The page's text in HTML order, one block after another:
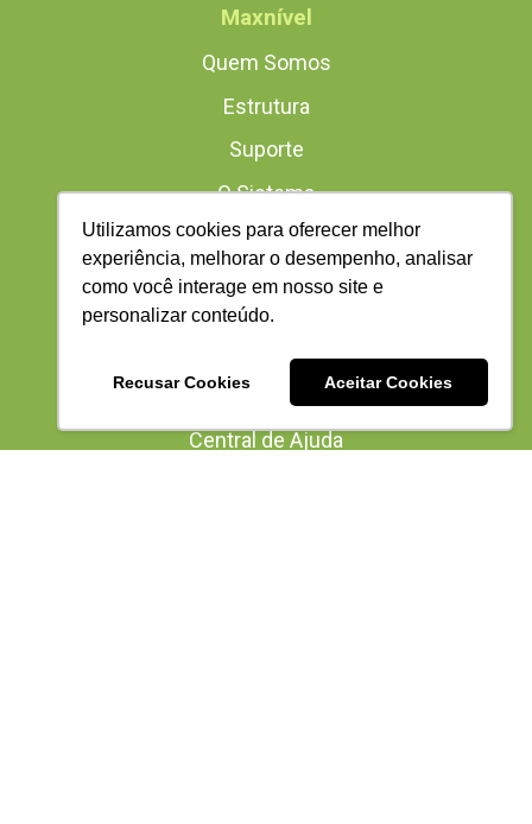
Utilizamos cookies para oferecer melhor
experiência, melhorar o desempenho, analisar
como você interage em nosso site e
personalizar conteúdo.
Recusar Cookies Aceitar Cookies
Maxnível
Quem Somos
Estrutura
Suporte
O Sistema
Conteúdo
Blog
Vídeos
E-books
Central de Ajuda